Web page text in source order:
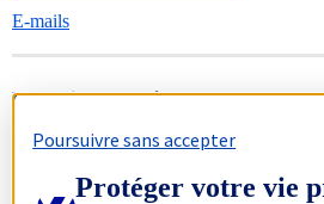
E-mails
FrancoisG78 Février 7, 2023, 1:28
1
Impossible d'envoyer des mails à partir
Poursuivre sans accepter
Protéger votre vie